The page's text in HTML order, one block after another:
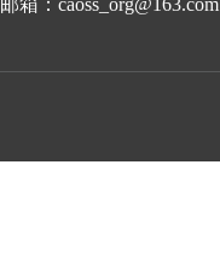
邮箱：caoss_org@163.com